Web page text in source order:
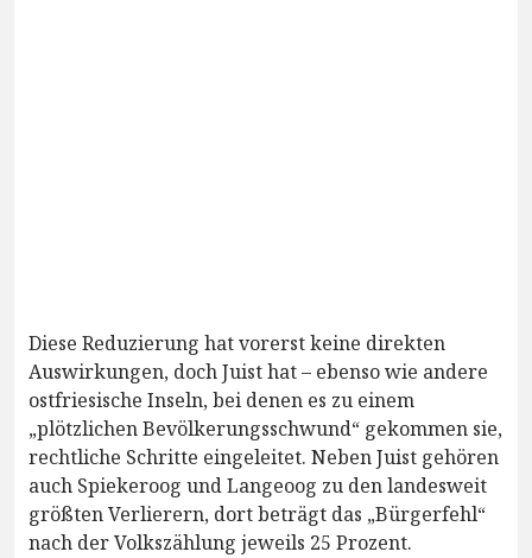
Diese Reduzierung hat vorerst keine direkten
Auswirkungen, doch Juist hat – ebenso wie andere
ostfriesische Inseln, bei denen es zu einem
„plötzlichen Bevölkerungsschwund“ gekommen sie,
rechtliche Schritte eingeleitet. Neben Juist gehören
auch Spiekeroog und Langeoog zu den landesweit
größten Verlierern, dort beträgt das „Bürgerfehl“
nach der Volkszählung jeweils 25 Prozent.